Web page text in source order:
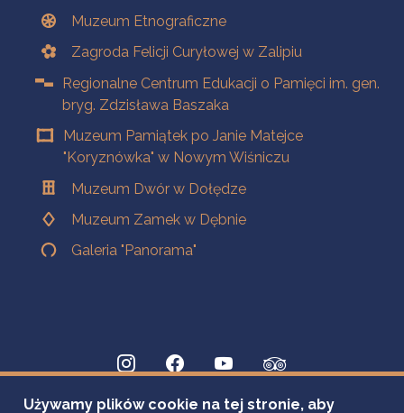
Muzeum Etnograficzne
Zagroda Felicji Curyłowej w Zalipiu
Regionalne Centrum Edukacji o Pamięci im. gen.
bryg. Zdzisława Baszaka
Muzeum Pamiątek po Janie Matejce
"Koryznówka" w Nowym Wiśniczu
Muzeum Dwór w Dołędze
Muzeum Zamek w Dębnie
Galeria "Panorama"
Używamy plików cookie na tej stronie, aby